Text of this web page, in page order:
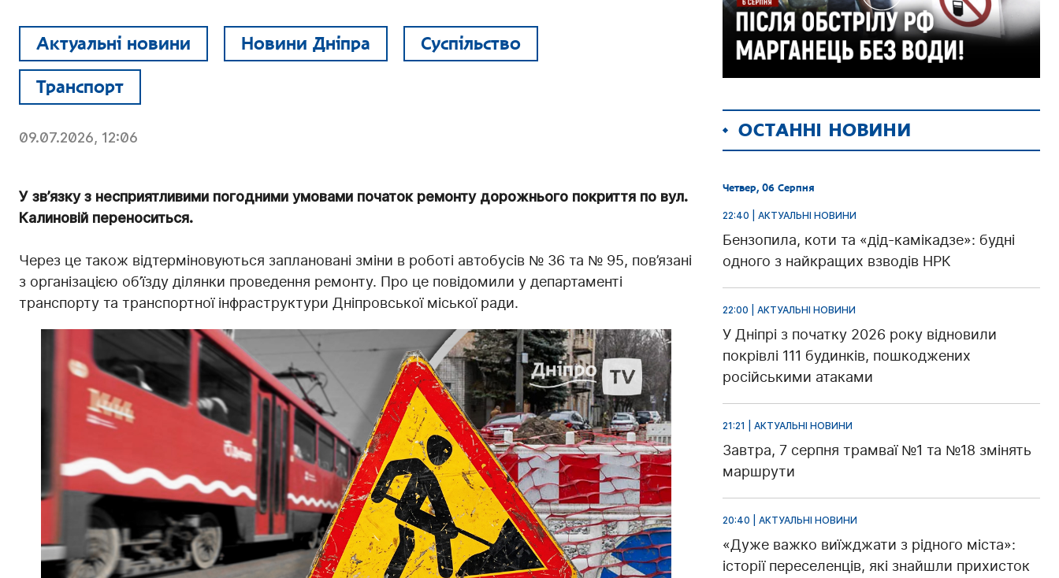
Актуальні новини Новини Дніпра Суспільство
Транспорт
09.07.2026, 12:06
У зв’язку з несприятливими погодними умовами початок ремонту дорожнього покриття по вул.
Калиновій переноситься.
Через це також відтерміновуються заплановані зміни в роботі автобусів № 36 та № 95, пов’язані
з організацією об’їзду ділянки проведення ремонту. Про це повідомили у департаменті
транспорту та транспортної інфраструктури Дніпровської міської ради.
ОСТАННІ НОВИНИ
Четвер, 06 Серпня
22:40 | АКТУАЛЬНІ НОВИНИ
Бензопила, коти та «дід-камікадзе»: будні
одного з найкращих взводів НРК
22:00 | АКТУАЛЬНІ НОВИНИ
У Дніпрі з початку 2026 року відновили
покрівлі 111 будинків, пошкоджених
російськими атаками
21:21 | АКТУАЛЬНІ НОВИНИ
Завтра, 7 серпня трамваї №1 та №18 змінять
маршрути
20:40 | АКТУАЛЬНІ НОВИНИ
«Дуже важко виїжджати з рідного міста»:
історії переселенців, які знайшли прихисток